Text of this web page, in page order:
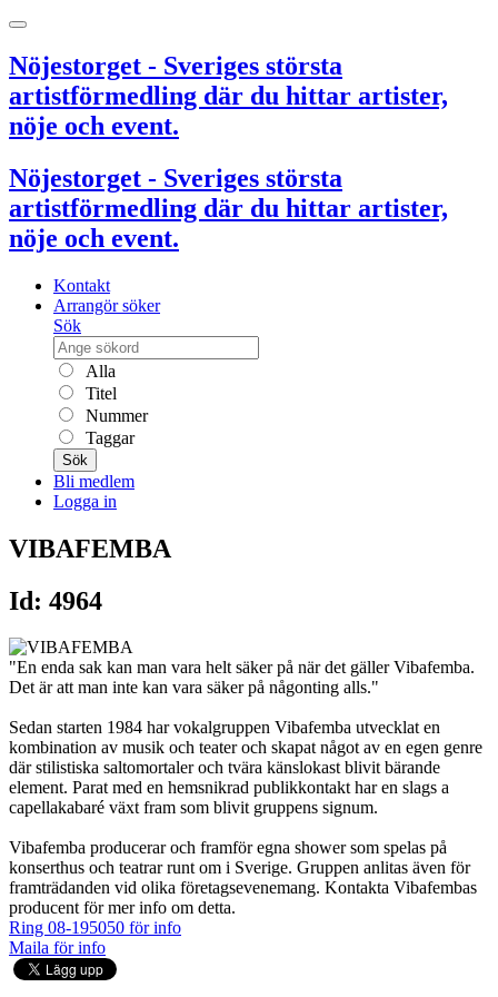
Nöjestorget - Sveriges största
artistförmedling där du hittar artister,
nöje och event.
Nöjestorget - Sveriges största
artistförmedling där du hittar artister,
nöje och event.
Kontakt
Arrangör söker
Sök
Alla
Titel
Nummer
Taggar
Sök
Bli medlem
Logga in
VIBAFEMBA
Id: 4964
"En enda sak kan man vara helt säker på när det gäller Vibafemba.
Det är att man inte kan vara säker på någonting alls."
Sedan starten 1984 har vokalgruppen Vibafemba utvecklat en
kombination av musik och teater och skapat något av en egen genre
där stilistiska saltomortaler och tvära känslokast blivit bärande
element. Parat med en hemsnikrad publikkontakt har en slags a
capellakabaré växt fram som blivit gruppens signum.
Vibafemba producerar och framför egna shower som spelas på
konserthus och teatrar runt om i Sverige. Gruppen anlitas även för
framträdanden vid olika företagsevenemang. Kontakta Vibafembas
producent för mer info om detta.
Ring 08-195050 för info
Maila för info